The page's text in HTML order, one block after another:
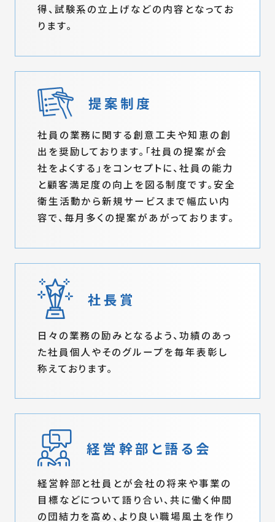
得、試験系の立上げなどの内容となってお
ります。
提案制度
社員の業務に関する創意工夫や知恵の創
出を奨励しております。「社員の提案が会
社をよくする」をコンセプトに、社員の能力
と顧客満足度の向上を図る制度です。安全
衛生活動から新規サービスまで幅広い内
容で、毎月多くの提案があがっております。
社長賞
日々の業務の励みとなるよう、功績のあっ
た社員個人やそのグループを毎年表彰し
称えております。
経営幹部と語る会
経営幹部と社員とが会社の将来や事業の
目標などについて語り合い、共に働く仲間
の団結力を高め、より良い職場風土を作り